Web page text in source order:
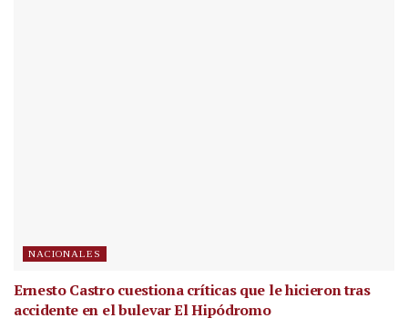
NACIONALES
Ernesto Castro cuestiona críticas que le hicieron tras
accidente en el bulevar El Hipódromo